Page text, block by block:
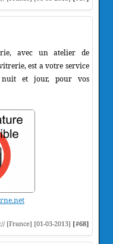
avec un atelier de
est a votre service
nuit et jour, pour vos
:// [France] [01-03-2013] [#68]